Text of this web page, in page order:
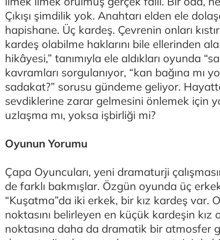
Çıkışı şimdilik yok. Anahtarı elden ele
hapishane. Üç kardeş. Çevrenin onları
kardeş olabilme haklarını bile ellerinden
hikâyesi,” tanımıyla ele aldıkları oyunda
kavramları sorgulanıyor, “kan bağına mı
sadakat?” sorusu gündeme geliyor.
sevdiklerine zarar gelmesini önlemek için
uzlaşma mı, yoksa işbirliği mi?
Oyunun Yorumu
Çapa Oyuncuları, yeni dramaturji
de farklı bakmışlar. Özgün oyunda üç
“Kuşatma”da iki erkek, bir kız kardeş var.
noktasını belirleyen en küçük kardeşin kız
noktasına daha da dramatik bir atmosfer